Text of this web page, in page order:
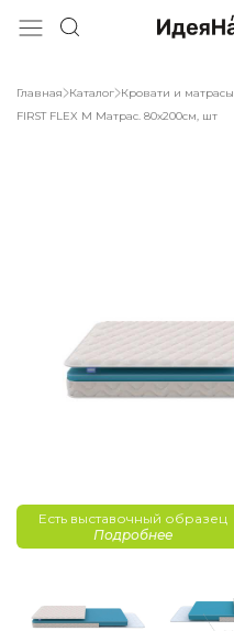
Главная Каталог Кровати и матрасы
FIRST FLEX M Матрас. 80х200см, шт
Есть выставочный образец
Подробнее